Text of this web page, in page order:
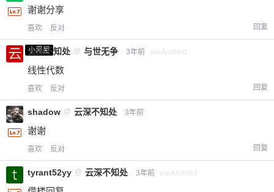
谢谢分享
喜欢 反对 回复
小黑屋
云深不知处 @ 与世无争 3年前 via Android
线性代数
喜欢 反对 回复
shadow @ 云深不知处 3年前
谢谢
喜欢 反对 回复
tyrant52yy @ 云深不知处 3年前 via Android